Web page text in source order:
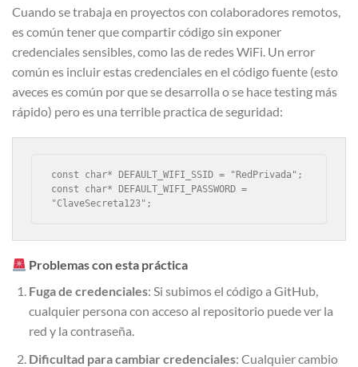
Cuando se trabaja en proyectos con colaboradores remotos,
es común tener que compartir código sin exponer
credenciales sensibles, como las de redes WiFi. Un error
común es incluir estas credenciales en el código fuente (esto
aveces es común por que se desarrolla o se hace testing más
rápido) pero es una terrible practica de seguridad:
const char* DEFAULT_WIFI_SSID = "RedPrivada";
const char* DEFAULT_WIFI_PASSWORD =
"ClaveSecreta123";
Problemas con esta práctica
Fuga de credenciales: Si subimos el código a GitHub,
cualquier persona con acceso al repositorio puede ver la
red y la contraseña.
Dificultad para cambiar credenciales: Cualquier cambio